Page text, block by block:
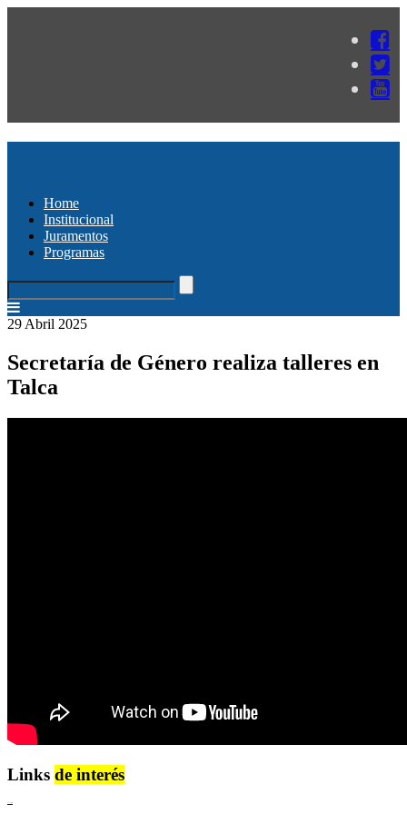
Home
Institucional
Juramentos
Programas
29 Abril 2025
Secretaría de Género realiza talleres en
Talca
Links de interés